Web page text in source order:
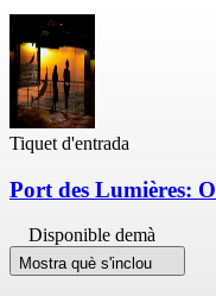
Tiquet d'entrada
Port des Lumières:
Disponible demà
Mostra què s'inclou